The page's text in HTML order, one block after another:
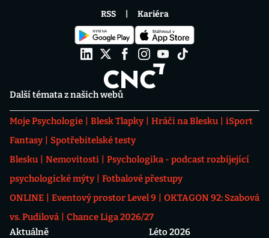
Další témata z našich webů
Moje Psychologie Blesk Tlapky Hráči na Blesku
iSport
Fantasy
Spotřebitelské testy
Blesku
Nemovitosti
Psychologika - podcast rozbíjející
psychologické mýty
Fotbalové přestupy
ONLINE
Eventový prostor Level 9
OKTAGON 92: Szabová
vs. Pudilová
Chance Liga 2026/27
Aktuálně
Léto 2026
RSS Kariéra